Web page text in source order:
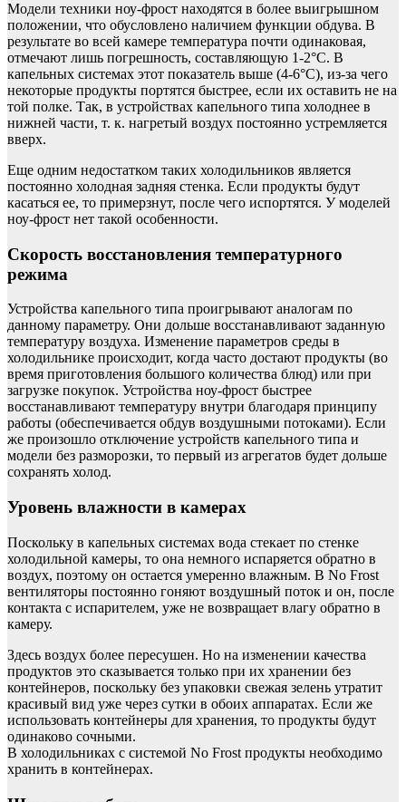
Модели техники ноу-фрост находятся в более выигрышном
положении, что обусловлено наличием функции обдува. В
результате во всей камере температура почти одинаковая,
отмечают лишь погрешность, составляющую 1-2°С. В
капельных системах этот показатель выше (4-6°С), из-за чего
некоторые продукты портятся быстрее, если их оставить не на
той полке. Так, в устройствах капельного типа холоднее в
нижней части, т. к. нагретый воздух постоянно устремляется
вверх.
Еще одним недостатком таких холодильников является
постоянно холодная задняя стенка. Если продукты будут
касаться ее, то примерзнут, после чего испортятся. У моделей
ноу-фрост нет такой особенности.
Скорость восстановления температурного
режима
Устройства капельного типа проигрывают аналогам по
данному параметру. Они дольше восстанавливают заданную
температуру воздуха. Изменение параметров среды в
холодильнике происходит, когда часто достают продукты (во
время приготовления большого количества блюд) или при
загрузке покупок. Устройства ноу-фрост быстрее
восстанавливают температуру внутри благодаря принципу
работы (обеспечивается обдув воздушными потоками). Если
же произошло отключение устройств капельного типа и
модели без разморозки, то первый из агрегатов будет дольше
сохранять холод.
Уровень влажности в камерах
Поскольку в капельных системах вода стекает по стенке
холодильной камеры, то она немного испаряется обратно в
воздух, поэтому он остается умеренно влажным. В No Frost
вентиляторы постоянно гоняют воздушный поток и он, после
контакта с испарителем, уже не возвращает влагу обратно в
камеру.
Здесь воздух более пересушен. Но на изменении качества
продуктов это сказывается только при их хранении без
контейнеров, поскольку без упаковки свежая зелень утратит
красивый вид уже через сутки в обоих аппаратах. Если же
использовать контейнеры для хранения, то продукты будут
одинаково сочными.
В холодильниках с системой No Frost продукты необходимо
хранить в контейнерах.